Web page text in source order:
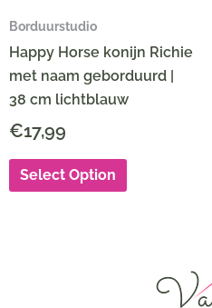
Borduurstudio
Happy Horse konijn Richie
met naam geborduurd |
38 cm lichtblauw
€17,99
Select Option